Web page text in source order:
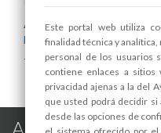
Areas relacionadas:
Desarrollo Local y Empleo
Juventud
Alhama de
Este portal web utiliza
finalidad técnica y
personal de los usuarios
contiene enlaces a
privacidad ajenas a la del
que usted podrá decidir si
desde las opciones de